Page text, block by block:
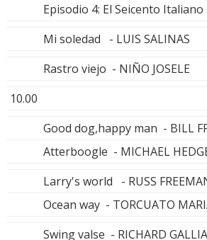
Episodio 4: El Seicento Italiano
Mi soledad - LUIS SALINAS
Rastro viejo - NIÑO JOSELE
10.00
Good dog,happy man - BILL
Atterboogle - MICHAEL
Larry's world - RUSS
Ocean way - TORCUATO
Swing valse - RICHARD